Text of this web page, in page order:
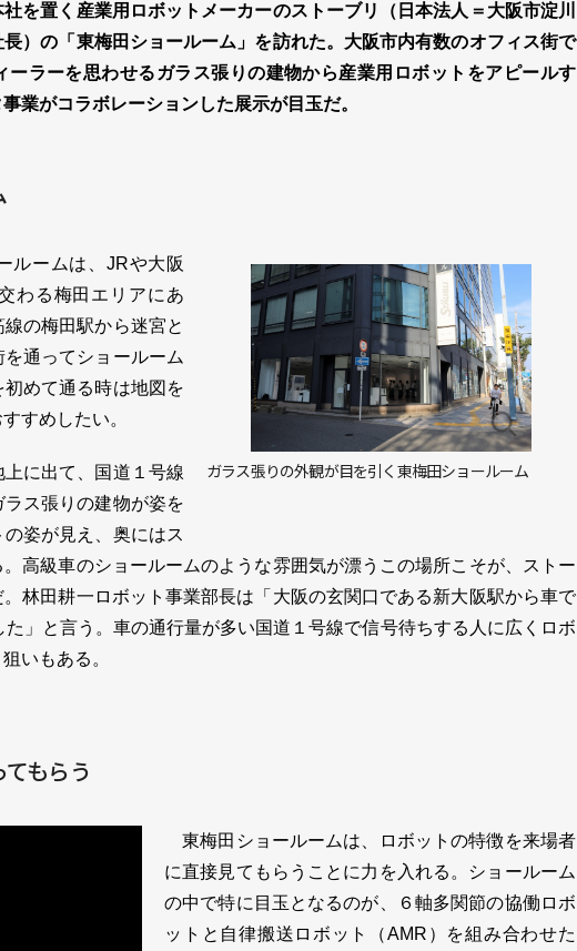
を置く産業用ロボットメーカーのストーブリ（日本法人＝大阪市淀川
）の「東梅田ショールーム」を訪れた。大阪市内有数のオフィス街で
ーラーを思わせるガラス張りの建物から産業用ロボットをアピールす
業がコラボレーションした展示が目玉だ。
ガラス張りの外観が目を引く東梅田ショールーム
ルームは、JRや大阪
わる梅田エリアにあ
の梅田駅から迷宮と
通ってショールーム
めて通る時は地図を
すめしたい。
に出て、国道１号線
ス張りの建物が姿を
姿が見え、奥にはス
。高級車のショールームのような雰囲気が漂うこの場所こそが、ストー
林田耕一ロボット事業部長は「大阪の玄関口である新大阪駅から車で
」と言う。車の通行量が多い国道１号線で信号待ちする人に広くロボ
いもある。
もらう
東梅田ショールームは、ロボットの特徴を来場者
に直接見てもらうことに力を入れる。ショールーム
の中で特に目玉となるのが、６軸多関節の協働ロボ
ットと自律搬送ロボット（AMR）を組み合わせた